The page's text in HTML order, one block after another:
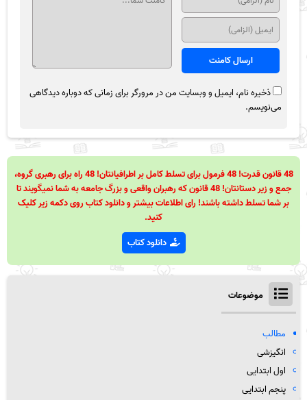
ذخیره نام، ایمیل و وبسایت من در مرورگر برای زمانی که دوباره دیدگاهی
می‌نویسم.
48 قانون قدرت! 48 فرمول برای تسلط کامل بر اطرافیانتان! 48 راه برای رهبری گروه،
جمع و زیر دستانتان! 48 قانون که رهبران واقعی و بزرگ جامعه به شما نمیگویند تا
بر شما تسلط داشته باشند! رای اطلاعات بیشتر و دانلود کتاب روی دکمه زیر کلیک
کنید.
دانلود کتاب
موضوعات
مطالب
انگیزشی
اول ابتدایی
پنجم ابتدایی